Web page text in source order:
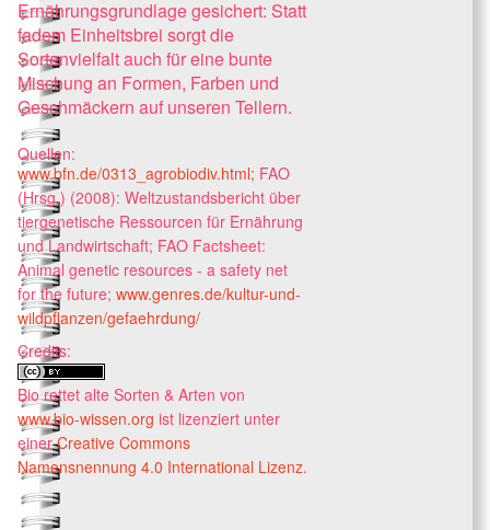
Ernährungsgrundlage gesichert: Statt
fadem Einheitsbrei sorgt die
Sortenvielfalt auch für eine bunte
Mischung an Formen, Farben und
Geschmäckern auf unseren Tellern.
Quellen:
www.bfn.de/0313_agrobiodiv.html; FAO
(Hrsg.) (2008): Weltzustandsbericht über
tiergenetische Ressourcen für Ernährung
und Landwirtschaft; FAO Factsheet:
Animal genetic resources - a safety net
for the future; www.genres.de/kultur-und-
wildpflanzen/gefaehrdung/
Credits:
Bio rettet alte Sorten & Arten von
www.bio-wissen.org ist lizenziert unter
einerCreative Commons
Namensnennung 4.0 International Lizenz.